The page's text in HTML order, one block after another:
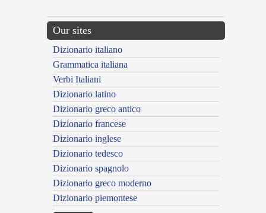
Our sites
Dizionario italiano
Grammatica italiana
Verbi Italiani
Dizionario latino
Dizionario greco antico
Dizionario francese
Dizionario inglese
Dizionario tedesco
Dizionario spagnolo
Dizionario greco moderno
Dizionario piemontese